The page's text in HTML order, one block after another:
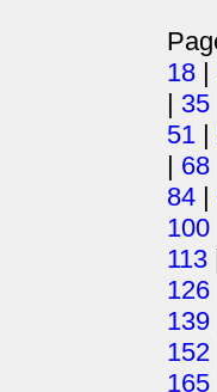
18 |
| 35
51 |
| 68
84 |
100
113
126
139
152
165